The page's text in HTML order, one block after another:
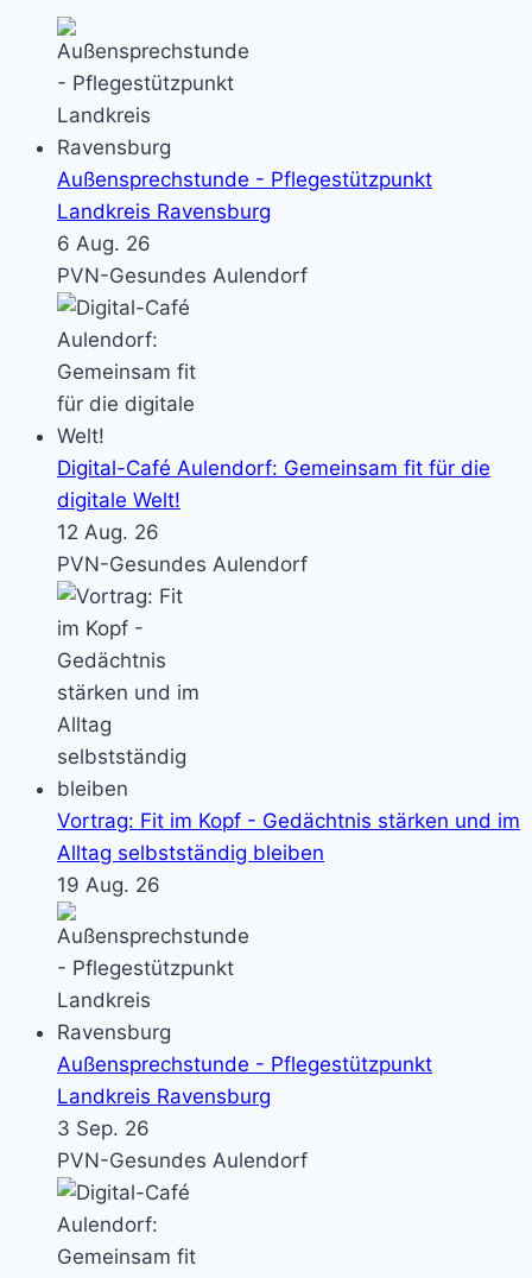
Außensprechstunde - Pflegestützpunkt
Landkreis Ravensburg
6 Aug. 26
PVN-Gesundes Aulendorf
Digital-Café Aulendorf: Gemeinsam fit für die
digitale Welt!
12 Aug. 26
PVN-Gesundes Aulendorf
Vortrag: Fit im Kopf - Gedächtnis stärken und im
Alltag selbstständig bleiben
19 Aug. 26
Außensprechstunde - Pflegestützpunkt
Landkreis Ravensburg
3 Sep. 26
PVN-Gesundes Aulendorf